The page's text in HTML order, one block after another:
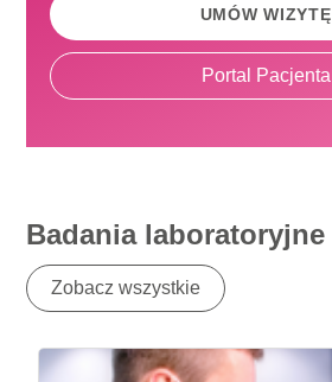
UMÓW WIZYTĘ
Portal Pacjenta
Badania laboratoryjne
Zobacz wszystkie